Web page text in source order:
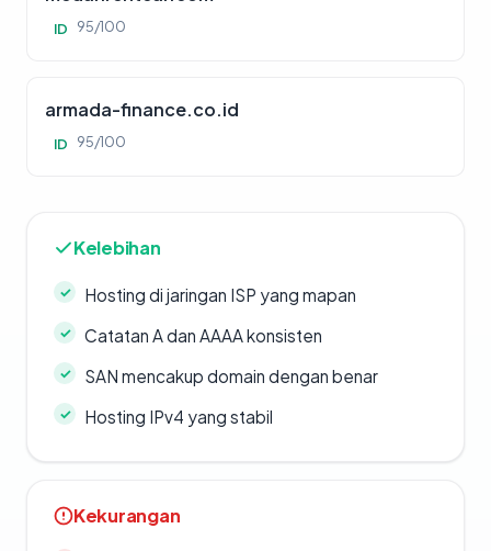
ID 95/100
armada-finance.co.id
ID 95/100
Kelebihan
Hosting di jaringan ISP yang mapan
Catatan A dan AAAA konsisten
SAN mencakup domain dengan benar
Hosting IPv4 yang stabil
Kekurangan